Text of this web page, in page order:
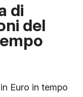
di
del
Euro in tempo